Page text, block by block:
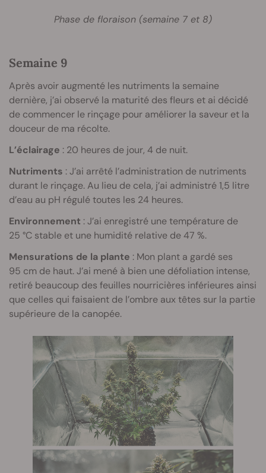
Phase de floraison (semaine 7 et 8)
Semaine 9
Après avoir augmenté les nutriments la semaine
dernière, j’ai observé la maturité des fleurs et ai décidé
de commencer le rinçage pour améliorer la saveur et la
douceur de ma récolte.
L’éclairage : 20 heures de jour, 4 de nuit.
Nutriments : J’ai arrêté l’administration de nutriments
durant le rinçage. Au lieu de cela, j’ai administré 1,5 litre
d’eau au pH régulé toutes les 24 heures.
Environnement : J’ai enregistré une température de
25 °C stable et une humidité relative de 47 %.
Mensurations de la plante : Mon plant a gardé ses
95 cm de haut. J’ai mené à bien une défoliation intense,
retiré beaucoup des feuilles nourricières inférieures ainsi
que celles qui faisaient de l’ombre aux têtes sur la partie
supérieure de la canopée.